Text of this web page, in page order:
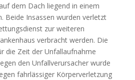
dem Dach lie­gend in einem
Bei­de Insas­sen wur­den ver­letzt
zur wei­te­ren
ver­bracht wer­den. Die
die Zeit der Unfall­auf­nah­me
den Unfall­ver­ur­sa­cher wur­de
fahr­läs­si­ger Kör­per­ver­let­zung